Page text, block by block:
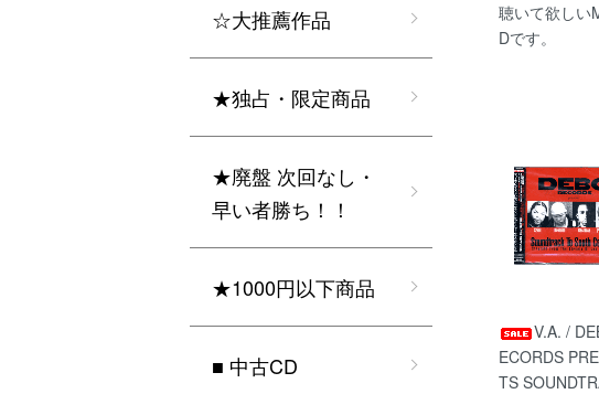
聴いて欲しい
Dです。
V.A. /
ECORDS
TS
☆大推薦作品
★独占・限定商品
★廃盤 次回なし・
早い者勝ち！！
★1000円以下商品
■ 中古CD